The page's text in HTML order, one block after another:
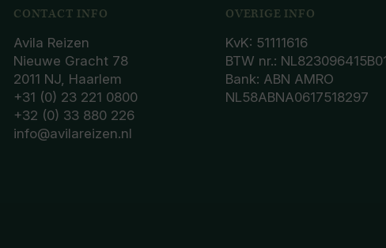
CONTACT INFO
Avila Reizen
Nieuwe Gracht 78
2011 NJ, Haarlem
+31 (0) 23 221 0800
+32 (0) 33 880 226
info@avilareizen.nl
OVERIGE INFO
KvK: 51111616
BTW nr.:
Bank: ABN AMRO
NL58ABNA0617518297